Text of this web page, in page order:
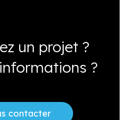
un projet ?
?
contacter